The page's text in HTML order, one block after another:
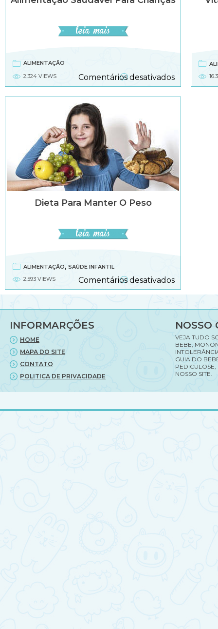
ALIMENTAÇÃO
2.324 VIEWS
Comentários desativadosem
saudavel
Dieta Para Manter O Peso
ALIMENTAÇÃO, SAÚDE INFANTIL
2.593 VIEWS
Comentários desativadosem
Dieta
manter
peso
INFORMARÇÕES
HOME
MAPA DO SITE
CONTATO
POLITICA DE PRIVACIDADE
NOSSO
VEJA TUDO
BEBE,
GUIA DO
PEDICULOSE,
NOSSO SITE.